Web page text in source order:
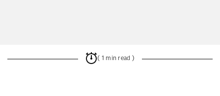
( 1 min read )